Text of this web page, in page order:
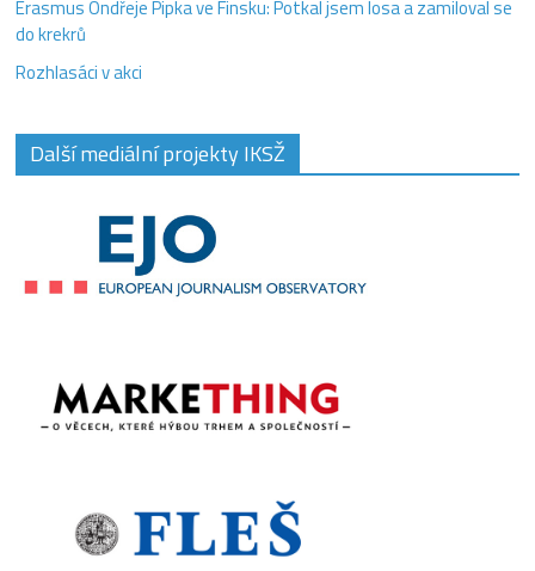
Erasmus Ondřeje Pipka ve Finsku: Potkal jsem losa a zamiloval se
do krekrů
Rozhlasáci v akci
Další mediální projekty IKSŽ